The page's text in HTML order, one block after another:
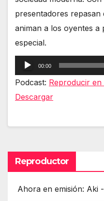
presentadores repasan
animan a los oyentes
especial.
Reproductor
de
audio
00:00
Podcast: Reproducir
Descargar
Reproductor
Ahora en emisión: Aki